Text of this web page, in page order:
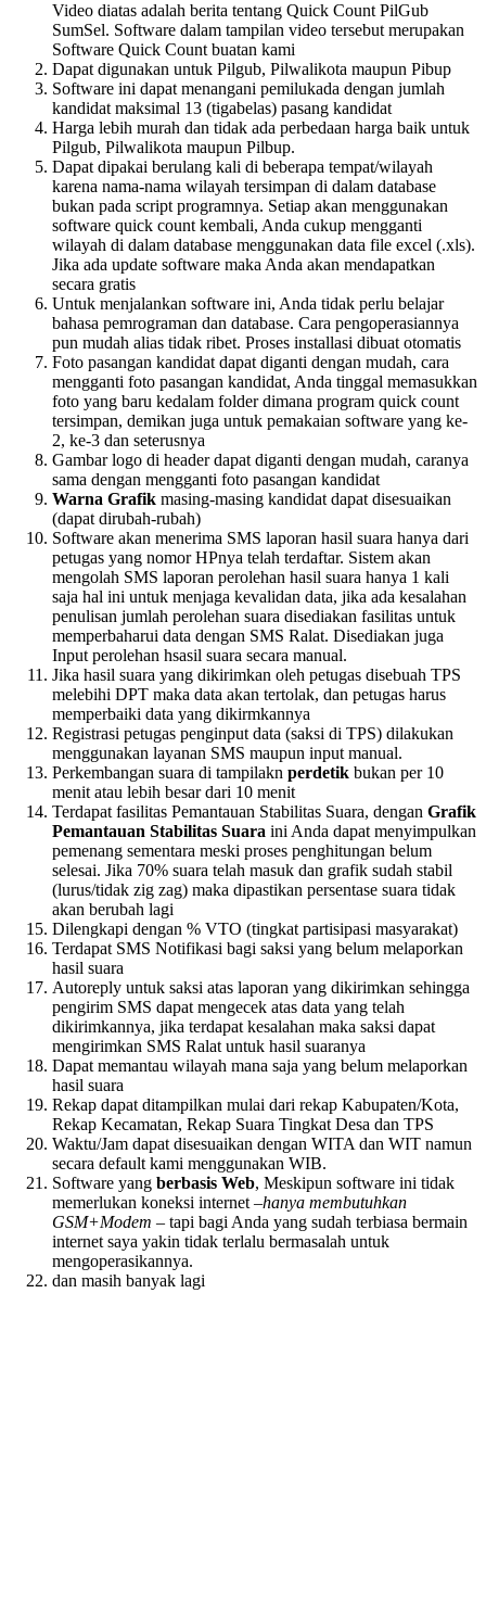
Video diatas adalah berita tentang Quick Count PilGub
SumSel. Software dalam tampilan video tersebut merupakan
Software Quick Count buatan kami
Dapat digunakan untuk Pilgub, Pilwalikota maupun Pibup
Software ini dapat menangani pemilukada dengan jumlah
kandidat maksimal 13 (tigabelas) pasang kandidat
Harga lebih murah dan tidak ada perbedaan harga baik untuk
Pilgub, Pilwalikota maupun Pilbup.
Dapat dipakai berulang kali di beberapa tempat/wilayah
karena nama-nama wilayah tersimpan di dalam database
bukan pada script programnya. Setiap akan menggunakan
software quick count kembali, Anda cukup mengganti
wilayah di dalam database menggunakan data file excel (.xls).
Jika ada update software maka Anda akan mendapatkan
secara gratis
Untuk menjalankan software ini, Anda tidak perlu belajar
bahasa pemrograman dan database. Cara pengoperasiannya
pun mudah alias tidak ribet. Proses installasi dibuat otomatis
Foto pasangan kandidat dapat diganti dengan mudah, cara
mengganti foto pasangan kandidat, Anda tinggal memasukkan
foto yang baru kedalam folder dimana program quick count
tersimpan, demikan juga untuk pemakaian software yang ke-
2, ke-3 dan seterusnya
Gambar logo di header dapat diganti dengan mudah, caranya
sama dengan mengganti foto pasangan kandidat
Warna Grafik masing-masing kandidat dapat disesuaikan
(dapat dirubah-rubah)
Software akan menerima SMS laporan hasil suara hanya dari
petugas yang nomor HPnya telah terdaftar. Sistem akan
mengolah SMS laporan perolehan hasil suara hanya 1 kali
saja hal ini untuk menjaga kevalidan data, jika ada kesalahan
penulisan jumlah perolehan suara disediakan fasilitas untuk
memperbaharui data dengan SMS Ralat. Disediakan juga
Input perolehan hsasil suara secara manual.
Jika hasil suara yang dikirimkan oleh petugas disebuah TPS
melebihi DPT maka data akan tertolak, dan petugas harus
memperbaiki data yang dikirmkannya
Registrasi petugas penginput data (saksi di TPS) dilakukan
menggunakan layanan SMS maupun input manual.
Perkembangan suara di tampilakn perdetik bukan per 10
menit atau lebih besar dari 10 menit
Terdapat fasilitas Pemantauan Stabilitas Suara, dengan Grafik
Pemantauan Stabilitas Suara ini Anda dapat menyimpulkan
pemenang sementara meski proses penghitungan belum
selesai. Jika 70% suara telah masuk dan grafik sudah stabil
(lurus/tidak zig zag) maka dipastikan persentase suara tidak
akan berubah lagi
Dilengkapi dengan % VTO (tingkat partisipasi masyarakat)
Terdapat SMS Notifikasi bagi saksi yang belum melaporkan
hasil suara
Autoreply untuk saksi atas laporan yang dikirimkan sehingga
pengirim SMS dapat mengecek atas data yang telah
dikirimkannya, jika terdapat kesalahan maka saksi dapat
mengirimkan SMS Ralat untuk hasil suaranya
Dapat memantau wilayah mana saja yang belum melaporkan
hasil suara
Rekap dapat ditampilkan mulai dari rekap Kabupaten/Kota,
Rekap Kecamatan, Rekap Suara Tingkat Desa dan TPS
Waktu/Jam dapat disesuaikan dengan WITA dan WIT namun
secara default kami menggunakan WIB.
Software yang berbasis Web, Meskipun software ini tidak
memerlukan koneksi internet –hanya membutuhkan
GSM+Modem – tapi bagi Anda yang sudah terbiasa bermain
internet saya yakin tidak terlalu bermasalah untuk
mengoperasikannya.
dan masih banyak lagi